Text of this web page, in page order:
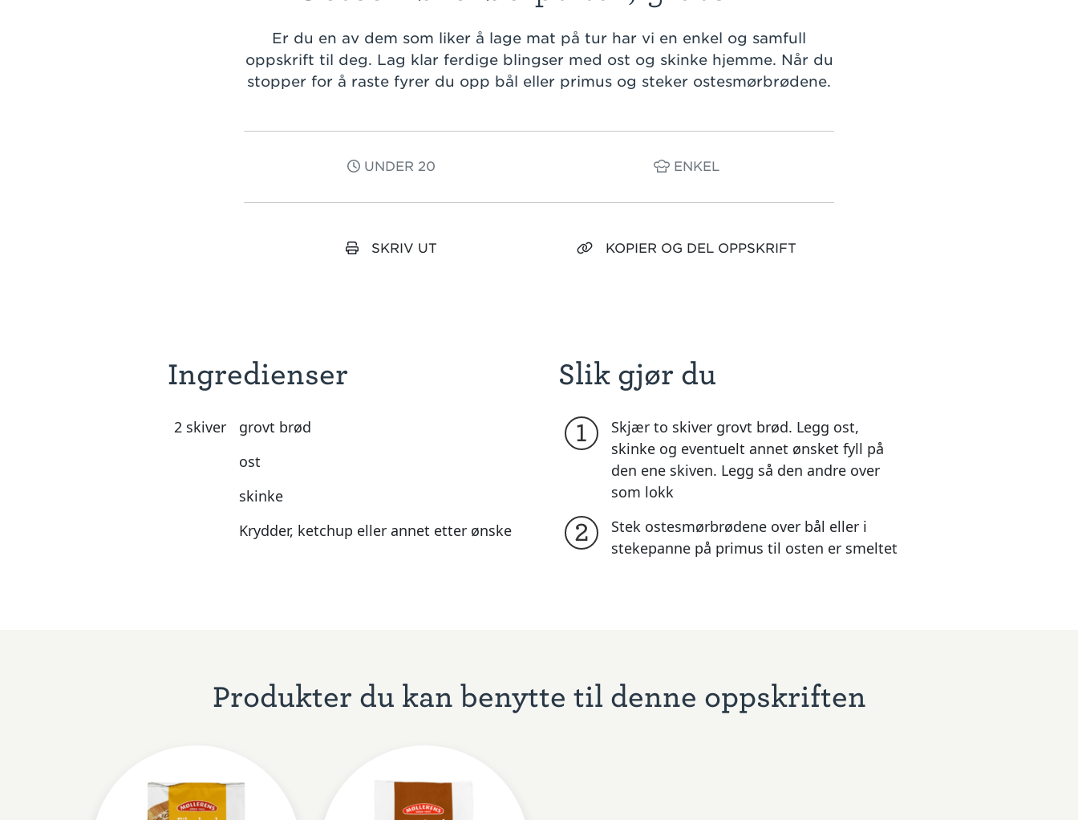
Er du en av dem som liker å lage mat på tur har vi en enkel og samfull
oppskrift til deg. Lag klar ferdige blingser med ost og skinke hjemme. Når du
stopper for å raste fyrer du opp bål eller primus og steker ostesmørbrødene.
UNDER 20 ENKEL
SKRIV UT KOPIER OG DEL OPPSKRIFT
Ingredienser
2 skiver
grovt brød
ost
skinke
Krydder, ketchup eller annet etter ønske
Slik gjør du
1
Skjær to skiver grovt brød. Legg ost,
skinke og eventuelt annet ønsket fyll på
den ene skiven. Legg så den andre over
som lokk
2
Stek ostesmørbrødene over bål eller i
stekepanne på primus til osten er smeltet
Produkter du kan benytte til denne oppskriften